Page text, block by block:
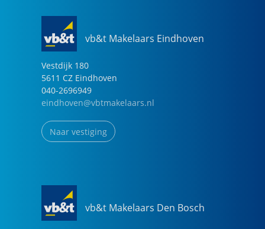
zijkant van de woning is de tuin ook gemakkelijk
bereikbaar met de fiets.
Een ideale woning voor wie gelijkvloers, duurzaam en
comfortabel wil wonen – in een rustige en gewilde
woonwijk van Best.
vb&t Makelaars Eindhoven
Vestdijk 180
5611 CZ Eindhoven
040-2696949
eindhoven@vbtmakelaars.nl
Naar vestiging
vb&t Makelaars Den Bosch